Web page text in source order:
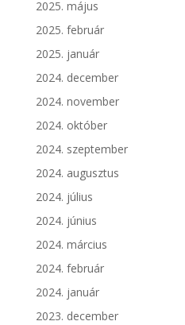
2025. május
2025. február
2025. január
2024. december
2024. november
2024. október
2024. szeptember
2024. augusztus
2024. július
2024. június
2024. március
2024. február
2024. január
2023. december